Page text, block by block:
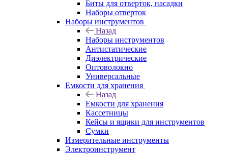
Биты для отверток, насадки
Наборы отверток
Наборы инструментов
Назад
Наборы инструментов
Антистатические
Диэлектрические
Оптоволокно
Универсальные
Емкости для хранения
Назад
Емкости для хранения
Кассетницы
Кейсы и ящики для инструментов
Сумки
Измерительные инструменты
Электроинструмент